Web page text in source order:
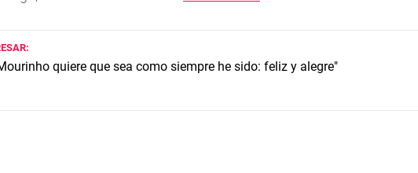
quiere que sea como siempre he sido: feliz y alegre"